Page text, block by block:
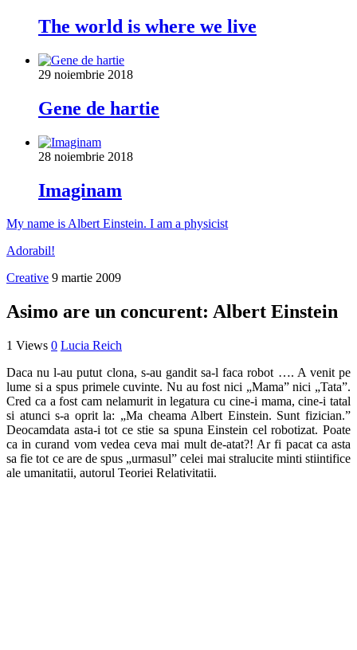
The world is where we live
29 noiembrie 2018
Gene de hartie
28 noiembrie 2018
Imaginam
My name is Albert Einstein. I am a physicist
Adorabil!
Creative 9 martie 2009
Asimo are un concurent: Albert Einstein
1 Views 0 Lucia Reich
Daca nu l-au putut clona, s-au gandit sa-l faca robot …. A venit pe
lume si a spus primele cuvinte. Nu au fost nici „Mama” nici „Tata”.
Cred ca a fost cam nelamurit in legatura cu cine-i mama, cine-i tatal
si atunci s-a oprit la: „Ma cheama Albert Einstein. Sunt fizician.”
Deocamdata asta-i tot ce stie sa spuna Einstein cel robotizat. Poate
ca in curand vom vedea ceva mai mult de-atat?! Ar fi pacat ca asta
sa fie tot ce are de spus „urmasul” celei mai stralucite minti stiintifice
ale umanitatii, autorul Teoriei Relativitatii.